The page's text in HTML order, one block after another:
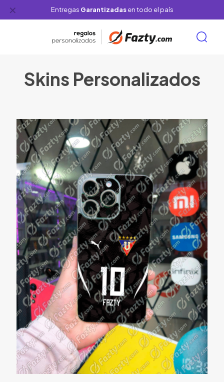
Entregas Garantizadasen todo el país
✕
Skins Personalizados